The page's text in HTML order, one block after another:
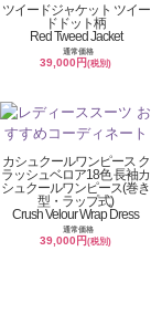
ツイードジャケット ツイー
ドドット柄
Red Tweed Jacket
通常価格
39,000円(税別)
カシュクールワンピース ク
ラッシュベロア18色 長袖カ
シュクールワンピース(巻き
型・ラップ式)
Crush Velour Wrap Dress
通常価格
39,000円(税別)